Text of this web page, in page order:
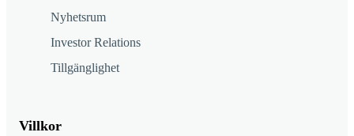
Nyhetsrum
Investor Relations
Tillgänglighet
Villkor